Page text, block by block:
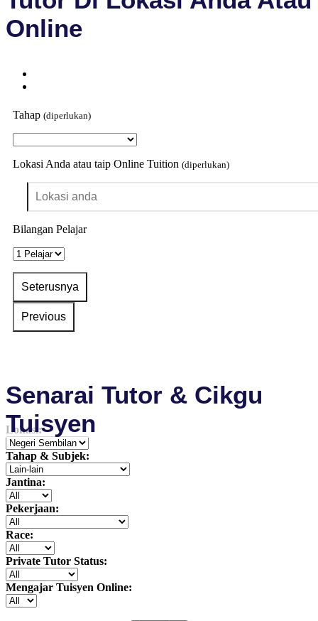
Online
Tahap (diperlukan)
Lokasi Anda atau taip Online Tuition (diperlukan)
Bilangan Pelajar
Senarai Tutor & Cikgu
Tuisyen
Lokasi:
Tahap & Subjek:
Jantina:
Pekerjaan:
Race:
Private Tutor Status:
Mengajar Tuisyen Online: